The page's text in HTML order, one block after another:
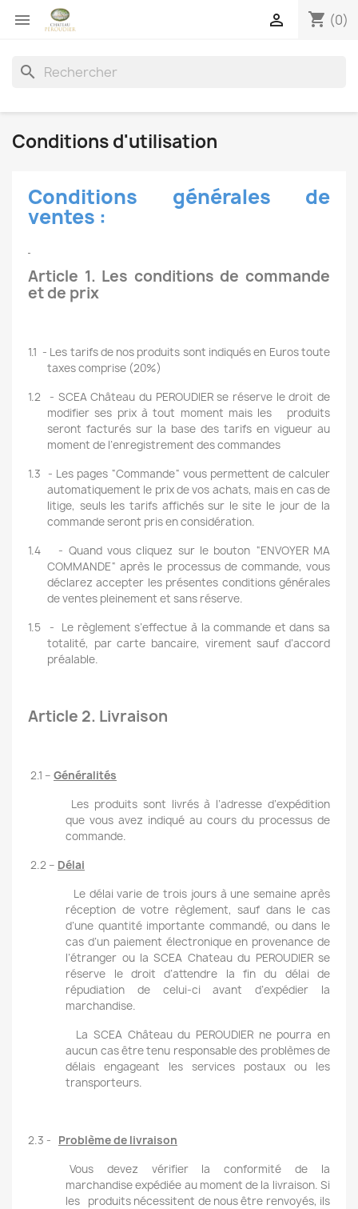
 shopping_cart (0)

search
Conditions d'utilisation
Conditions générales de
ventes :
Article 1. Les conditions de commande
et de prix
1.1 - Les tarifs de nos produits sont indiqués en Euros toute
taxes comprise (20%)
1.2
- SCEA Château du PEROUDIER se réserve le droit de
modifier ses prix à tout moment mais les
produits
seront facturés sur la base des tarifs en vigueur au
moment de l’enregistrement des commandes
1.3
- Les pages “Commande“ vous permettent de calculer
automatiquement le prix de vos achats, mais en cas de
litige, seuls les tarifs affichés sur le site le jour de la
commande seront pris en considération.
1.4
- Quand vous cliquez sur le bouton “ENVOYER MA
COMMANDE“ après le processus de commande, vous
déclarez accepter les présentes conditions générales
de ventes pleinement et sans réserve.
1.5
-
Le règlement s’effectue à la commande et dans sa
totalité, par carte bancaire, virement sauf d’accord
préalable.
Article 2. Livraison
2.1 – Généralités
Les produits sont livrés à l’adresse d’expédition
que vous avez indiqué au cours du processus de
commande.
2.2 – Délai
Le délai varie de trois jours à une semaine après
réception de votre règlement, sauf dans le cas
d’une quantité importante commandé, ou dans le
cas d’un paiement électronique en provenance de
l’étranger ou la SCEA Chateau du PEROUDIER se
réserve le droit d’attendre la fin du délai de
répudiation de celui-ci avant d’expédier la
marchandise.
La SCEA Château du PEROUDIER ne pourra en
aucun cas être tenu responsable des problèmes de
délais engageant les services postaux ou les
transporteurs.
2.3 -
Problème de livraison
Vous devez vérifier la conformité de la
marchandise expédiée au moment de la livraison. Si
les
produits nécessitent de nous être renvoyés, ils